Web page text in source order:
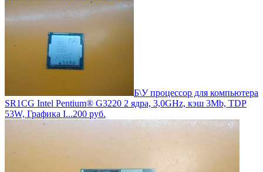
Б\У процессор для компьютера
SR1CG Intel Pentium® G3220 2 ядра, 3,0GHz, кэш 3Mb, TDP
53W, Графика I...200 руб.